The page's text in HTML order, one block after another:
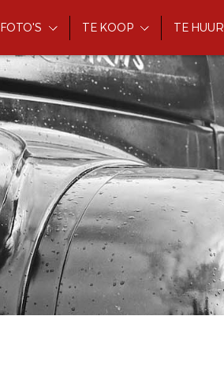
FOTO'S TE KOOP TE HUUR